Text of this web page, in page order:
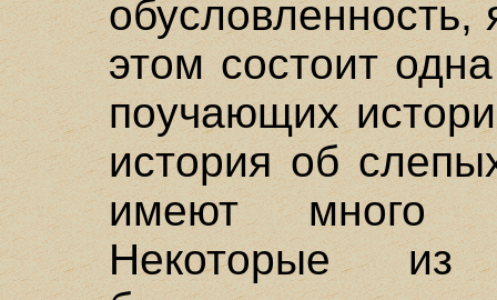
этом состоит
поучающих
история об
имеют много
Некоторые